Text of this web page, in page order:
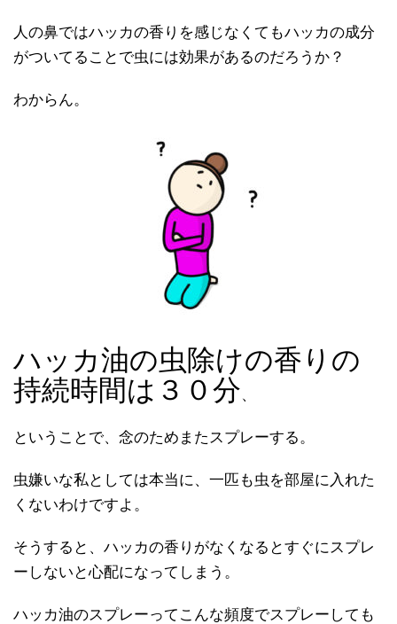
人の鼻ではハッカの香りを感じなくてもハッカの成分
がついてることで虫には効果があるのだろうか？
わからん。
ハッカ油の虫除けの香りの
持続時間は３０分、
ということで、念のためまたスプレーする。
虫嫌いな私としては本当に、一匹も虫を部屋に入れた
くないわけですよ。
そうすると、ハッカの香りがなくなるとすぐにスプレ
ーしないと心配になってしまう。
ハッカ油のスプレーってこんな頻度でスプレーしても